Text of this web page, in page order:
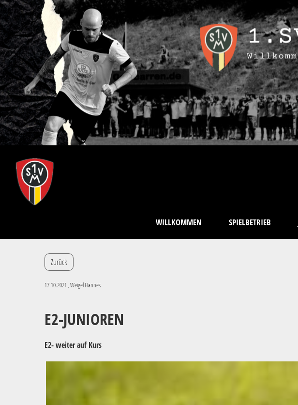
WILLKOMMEN SPIELBETRIEB
Zurück
17.10.2021 , Weigel Hannes
E2-JUNIOREN
E2- weiter auf Kurs